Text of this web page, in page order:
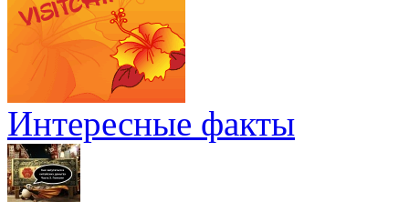
Интересные факты